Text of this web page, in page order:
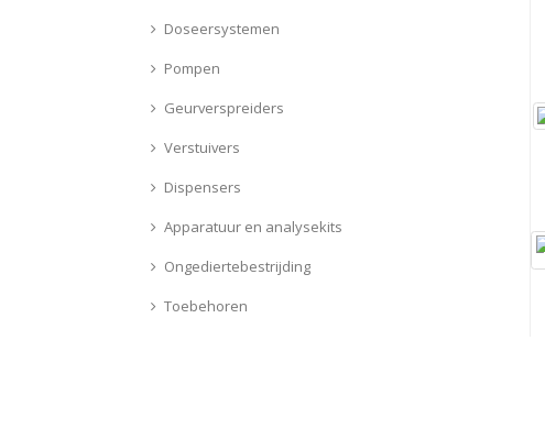
Doseersystemen
Pompen
Geurverspreiders
Verstuivers
Dispensers
Apparatuur en analysekits
Ongediertebestrijding
Toebehoren